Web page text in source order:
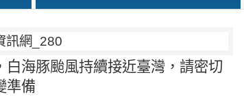
海豚颱風持續接近臺灣，請密切
準備